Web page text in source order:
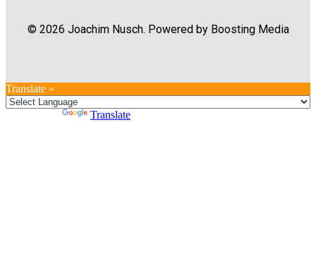
© 2026 Joachim Nusch. Powered by Boosting Media
Translate »
Translate